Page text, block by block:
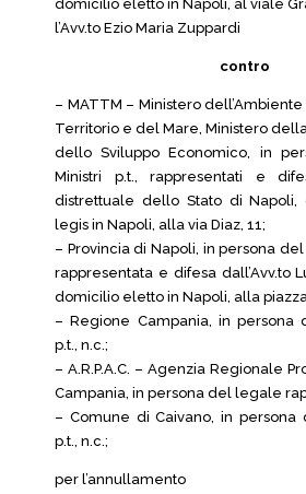
domicilio eletto in Napoli, al viale
l’Avv.to Ezio Maria Zuppardi
contro
– MATTM – Ministero
Territorio e del Mare, Ministero
dello Sviluppo Economico, in
Ministri p.t., rappresentati e
distrettuale dello Stato di Napoli,
legis in Napoli, alla via Diaz, 11;
– Provincia di Napoli, in persona
rappresentata e difesa dall’Avv.to
domicilio eletto in Napoli, alla
– Regione Campania, in
p.t., n.c.;
– A.R.P.A.C. – Agenzia Regionale
Campania, in persona del legale
– Comune di Caivano, in
p.t., n.c.;
per l’annullamento